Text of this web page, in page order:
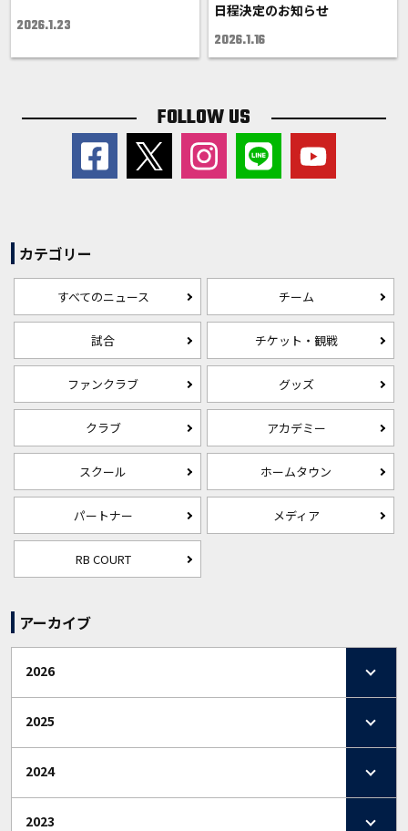
2026.1.23
日程決定のお知らせ
2026.1.16
FOLLOW US
カテゴリー
すべてのニュース チーム
試合 チケット・観戦
ファンクラブ グッズ
クラブ アカデミー
スクール ホームタウン
パートナー メディア
RB COURT
アーカイブ
2026
2025
2024
2023